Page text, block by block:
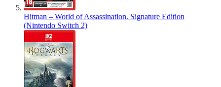
Hitman – World of Assassination. Signature Edition
(Nintendo Switch 2)